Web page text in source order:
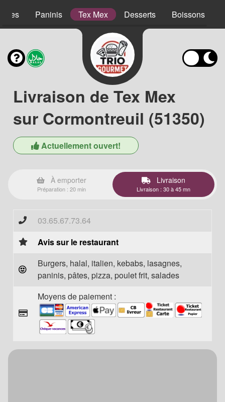
Paninis Tex Mex Desserts Boissons
Livraison de Tex Mex
sur Cormontreuil (51350)
Actuellement ouvert!
À emporter
Préparation : 20 min
Livraison
Livraison : 30 à 45 mn
03.65.67.73.64
Avis sur le restaurant
Burgers, halal, italien, kebabs, lasagnes,
paninis, pâtes, pizza, poulet frit, salades
Moyens de paiement :